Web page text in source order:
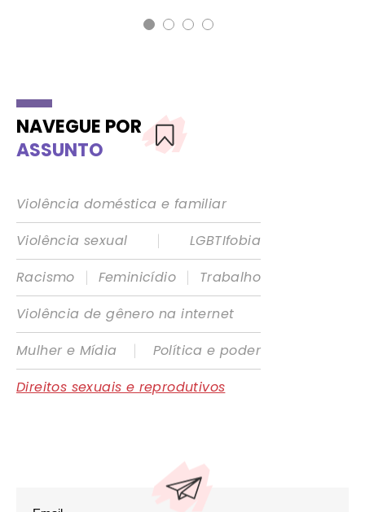
NAVEGUE POR
ASSUNTO
Violência doméstica e familiar
Violência sexual
|
LGBTIfobia
Racismo
| Feminicídio |
Trabalho
Violência de gênero na internet
Mulher e Mídia
|
Política e poder
Direitos sexuais e reprodutivos